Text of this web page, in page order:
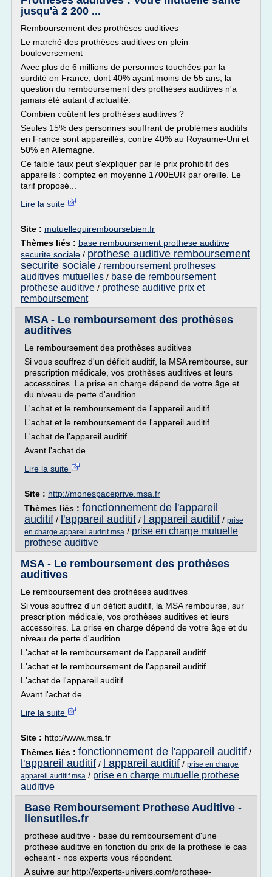
jusqu'à 2 200 ...
Remboursement des prothèses auditives
Le marché des prothèses auditives en plein
bouleversement
Avec plus de 6 millions de personnes touchées par la
surdité en France, dont 40% ayant moins de 55 ans, la
question du remboursement des prothèses auditives n'a
jamais été autant d'actualité.
Combien coûtent les prothèses auditives ?
Seules 15% des personnes souffrant de problèmes auditifs
en France sont appareillés, contre 40% au Royaume-Uni et
50% en Allemagne.
Ce faible taux peut s'expliquer par le prix prohibitif des
appareils : comptez en moyenne 1700EUR par oreille. Le
tarif proposé...
Lire la suite
Site : mutuellequiremboursebien.fr
Thèmes liés : base remboursement prothese auditive
securite sociale / prothese auditive remboursement
securite sociale / remboursement protheses
auditives mutuelles / base de remboursement
prothese auditive / prothese auditive prix et
remboursement
MSA - Le remboursement des prothèses
auditives
Le remboursement des prothèses auditives
Si vous souffrez d'un déficit auditif, la MSA rembourse, sur
prescription médicale, vos prothèses auditives et leurs
accessoires. La prise en charge dépend de votre âge et
du niveau de perte d'audition.
L'achat et le remboursement de l'appareil auditif
L'achat et le remboursement de l'appareil auditif
L'achat de l'appareil auditif
Avant l'achat de...
Lire la suite
Site : http://monespaceprive.msa.fr
Thèmes liés : fonctionnement de l'appareil
auditif / l'appareil auditif / l appareil auditif / prise
en charge appareil auditif msa / prise en charge mutuelle
prothese auditive
MSA - Le remboursement des prothèses
auditives
Le remboursement des prothèses auditives
Si vous souffrez d'un déficit auditif, la MSA rembourse, sur
prescription médicale, vos prothèses auditives et leurs
accessoires. La prise en charge dépend de votre âge et du
niveau de perte d'audition.
L'achat et le remboursement de l'appareil auditif
L'achat et le remboursement de l'appareil auditif
L'achat de l'appareil auditif
Avant l'achat de...
Lire la suite
Site : http://www.msa.fr
Thèmes liés : fonctionnement de l'appareil auditif /
l'appareil auditif / l appareil auditif / prise en charge
appareil auditif msa / prise en charge mutuelle prothese
auditive
Base Remboursement Prothese Auditive -
liensutiles.fr
prothese auditive - base du remboursement d'une
prothese auditive en fonction du prix de la prothese le cas
echeant - nos experts vous répondent.
A suivre sur http://experts-univers.com/prothese-